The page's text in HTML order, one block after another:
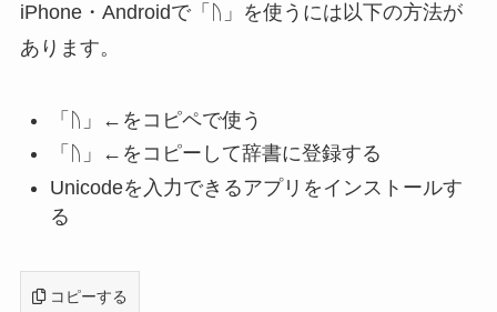
iPhone・Androidで「ᚢ」を使うには以下の方法が
あります。
「ᚢ」←をコピペで使う
「ᚢ」←をコピーして辞書に登録する
Unicodeを入力できるアプリをインストールす
る
コピーする